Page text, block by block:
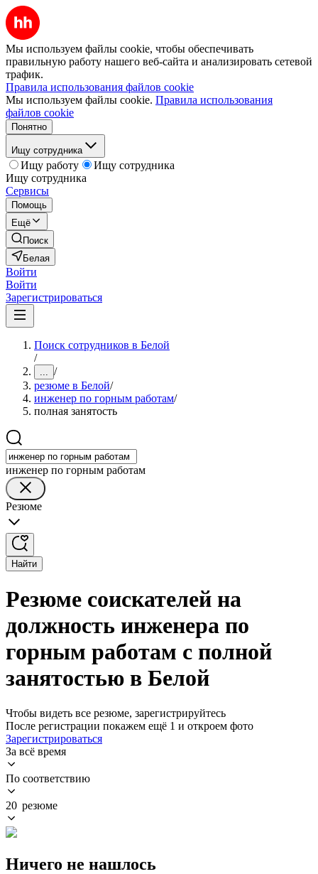
Мы используем файлы cookie, чтобы обеспечивать
правильную работу нашего веб-сайта и анализировать сетевой
трафик.
Правила использования файлов cookie
Мы используем файлы cookie. Правила использования
файлов cookie
Понятно
Ищу сотрудника
Ищу работу
Ищу сотрудника
Ищу сотрудника
Сервисы
Помощь
Ещё
Поиск
Белая
Войти
Войти
Зарегистрироваться
Поиск сотрудников в Белой
/
... /
резюме в Белой/
инженер по горным работам/
полная занятость
инженер по горным работам
Резюме
Найти
Резюме соискателей на
должность инженера по
горным работам с полной
занятостью в Белой
Чтобы видеть все резюме, зарегистрируйтесь
После регистрации покажем ещё 1 и откроем фото
Зарегистрироваться
За всё время
По соответствию
20 резюме
Ничего не нашлось